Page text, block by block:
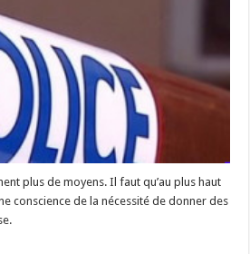
réclament
plus
de
moyens.
plus de moyens. Il faut qu’au plus haut
conscience de la nécessité de donner des